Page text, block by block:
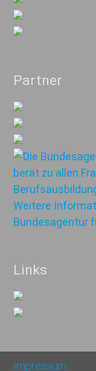
Partner
Links
Impressum